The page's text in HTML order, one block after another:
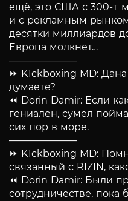
ещё, это США с 300-т
и с рекламным
десятки миллиардов
Европа молкнет…
———————
⏩ K1ckboxing MD:
думаете?
⏪ Dorin Damir: Если
гениален, сумел
сих пор в море.
———————
⏩ K1ckboxing MD:
связанный с RIZIN,
⏪ Dorin Damir: Были
сотрудничестве, пока